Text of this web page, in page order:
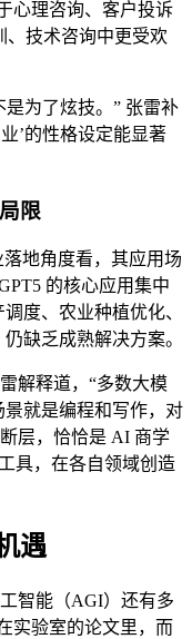
心理咨询、客户投诉
、技术咨询中更受欢
是为了炫技。” 张雷补
’的性格设定能显著
限
地角度看，其应用场
的核心应用集中
度、农业种植优化、
缺乏成熟解决方案。
解释道，“多数大模
就是编程和写作，对
层，恰恰是 AI 商学
具，在各自领域创造
遇
智能（AGI）还有多
实验室的论文里，而